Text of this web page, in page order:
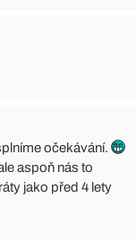
očekávání.
aspoň nás to
jako před 4 lety